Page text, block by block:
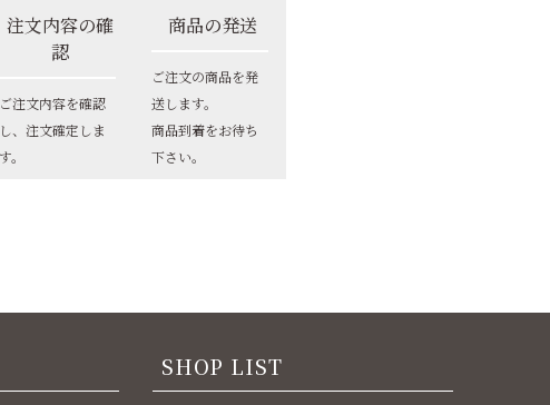
注文内容の確
認
ご注文内容を確認
し、注文確定しま
す。
商品の発送
ご注文の商品を発
送します。
商品到着をお待ち
下さい。
SHOP LIST